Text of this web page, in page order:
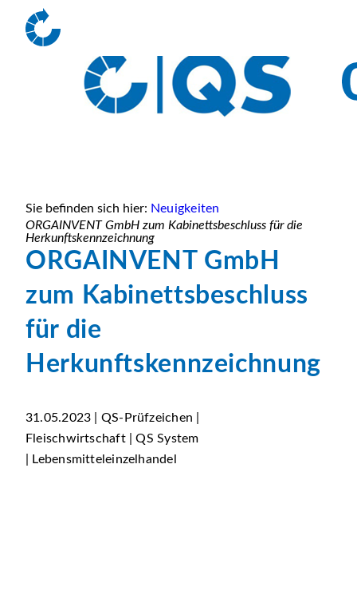
Sie befinden sich hier: Neuigkeiten
ORGAINVENT GmbH zum Kabinettsbeschluss für die
Herkunftskennzeichnung
ORGAINVENT GmbH
zum Kabinettsbeschluss
für die
Herkunftskennzeichnung
31.05.2023 | QS-Prüfzeichen |
Fleischwirtschaft | QS System
| Lebensmitteleinzelhandel